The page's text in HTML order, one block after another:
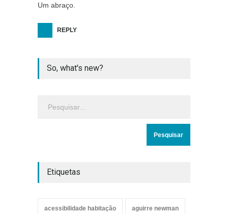
Um abraço.
REPLY
So, what's new?
Etiquetas
acessibilidade habitação aguirre newman